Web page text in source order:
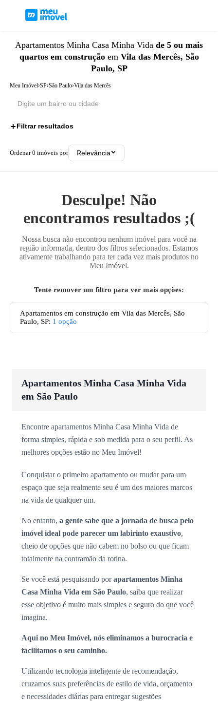
Apartamentos Minha Casa Minha Vida de 5 ou mais
quartos em construção em Vila das Mercês, São
Paulo, SP
Meu Imóvel›SP›São Paulo›Vila das Mercês
Filtrar resultados
Ordenar0 imóveis por Relevância
Desculpe! Não
encontramos resultados ;(
Nossa busca não encontrou nenhum imóvel para você na
região informada, dentro dos filtros selecionados. Estamos
ativamente trabalhando para ter cada vez mais produtos no
Meu Imóvel.
Tente remover um filtro para ver mais opções:
Apartamentos em construção em Vila das Mercês, São
Paulo, SP: 1 opção
Apartamentos Minha Casa Minha Vida
em São Paulo
Encontre apartamentos Minha Casa Minha Vida de
forma simples, rápida e sob medida para o seu perfil. As
melhores opções estão no Meu Imóvel!
Conquistar o primeiro apartamento ou mudar para um
espaço que seja realmente seu é um dos maiores marcos
na vida de qualquer um.
No entanto, a gente sabe que a jornada de busca pelo
imóvel ideal pode parecer um labirinto exaustivo,
cheio de opções que não cabem no bolso ou que ficam
totalmente na contramão da rotina.
Se você está pesquisando porapartamentos Minha
Casa Minha Vida em São Paulo, saiba que realizar
esse objetivo é muito mais simples e seguro do que você
imagina.
Aqui no Meu Imóvel, nós eliminamos a burocracia e
facilitamos o seu caminho.
Utilizando tecnologia inteligente de recomendação,
cruzamos suas preferências de estilo de vida, orçamento
e necessidades diárias para entregar sugestões